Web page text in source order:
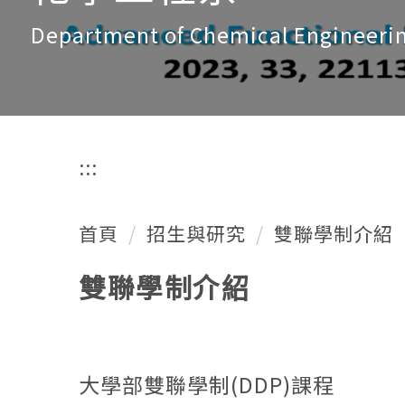
Department of Chemical
:::
首頁 招生與研究 雙聯學制介紹
雙聯學制介紹
大學部雙聯學制(DDP)課程